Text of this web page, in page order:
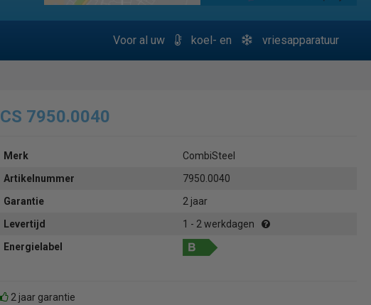
Voor al uw koel- en vriesapparatuur
CS 7950.0040
Merk
CombiSteel
Artikelnummer
7950.0040
Garantie
2 jaar
Levertijd
1 - 2 werkdagen
Energielabel
2 jaar garantie